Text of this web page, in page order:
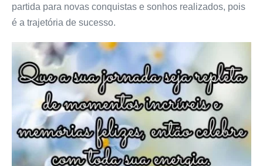
partida para novas conquistas e sonhos realizados, pois
é a trajetória de sucesso.